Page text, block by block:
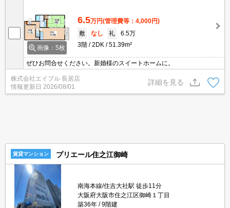
画像：5枚
6.5万円(管理費等：4,000円)
敷
なし 礼
6.5万
3階
2DK 51.39m²
ぜひお問合せください。新婚様のスイートホームに。
株式会社エイブル 長居店
情報更新日 2026/08/01
詳細を見る
賃貸マンション プリエール住之江御崎
南海本線/住吉大社駅 徒歩11分
大阪府大阪市住之江区御崎１丁目
築36年
9階建